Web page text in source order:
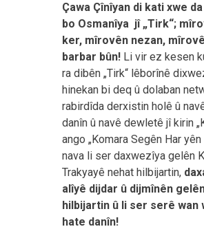
Çawa Çînîyan di kati xwe
bo Osmanîya jî „Tirk“;
ker, mîrovên nezan,
barbar bûn! Li vir ez kesen
ra dibên „Tirk“ lêborînê
hinekan bi deq û dolaban
rabirdîda derxistin holê û
danîn û navê dewletê jî kirin
ango „Komara Segên Har
nava li ser daxwezîya gelên
Trakyayê nehat hilbijartin,
alîyê dijdar û dijmînên
hilbijartin û li ser serê wan
hate danîn!